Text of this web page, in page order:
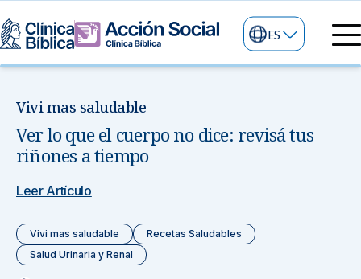
Especialidades médicas
Nuestras especialidades
Centros de Excelencia
Servicios
Servicios Generales
Servicios Especializados
Mi Vida
Información
Información para el Paciente
Sobre nosotros
ES
Vivi mas saludable
Ver lo que el cuerpo no dice: revisá tus
riñones a tiempo
Leer Artículo
Vivi mas saludable
Recetas Saludables
Salud Urinaria y Renal